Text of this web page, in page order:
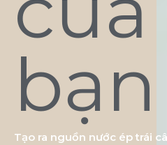
bạn
Tạo ra nguồn nước ép trái